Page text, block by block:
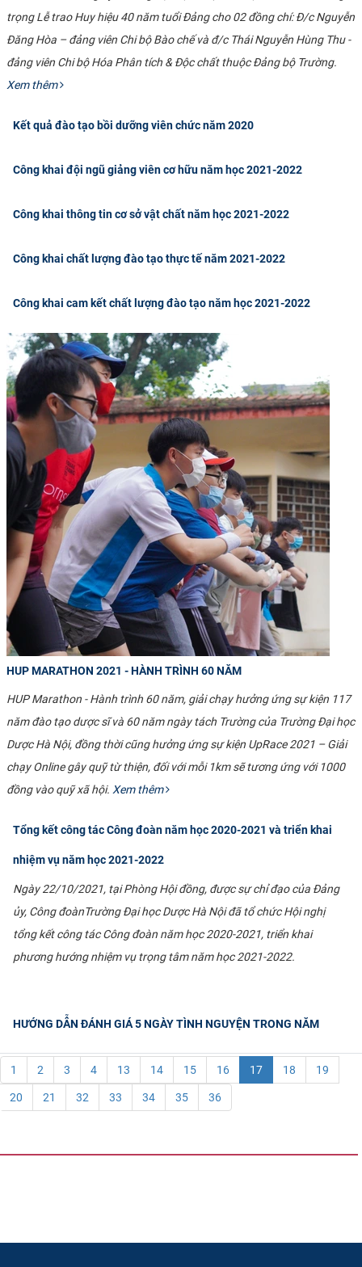
trọng Lễ trao Huy hiệu 40 năm tuổi Đảng cho 02 đồng chí: Đ/c Nguyễn
Đăng Hòa – đảng viên Chi bộ Bào chế và đ/c Thái Nguyễn Hùng Thu -
đảng viên Chi bộ Hóa Phân tích & Độc chất thuộc Đảng bộ Trường.​
Xem thêm
Kết quả đào tạo bồi dưỡng viên chức năm 2020
Công khai đội ngũ giảng viên cơ hữu năm học 2021-2022
Công khai thông tin cơ sở vật chất năm học 2021-2022
Công khai chất lượng đào tạo thực tế năm 2021-2022
Công khai cam kết chất lượng đào tạo năm học 2021-2022
HUP MARATHON 2021 - HÀNH TRÌNH 60 NĂM
HUP Marathon - Hành trình 60 năm, giải chạy hưởng ứng sự kiện 117
năm đào tạo dược sĩ và 60 năm ngày tách Trường của Trường Đại học
Dược Hà Nội, đồng thời cũng hưởng ứng sự kiện UpRace 2021 – Giải
chạy Online gây quỹ từ thiện, đối với mỗi 1km sẽ tương ứng với 1000
đồng vào quỹ xã hội.Xem thêm
Tổng kết công tác Công đoàn năm học 2020-2021 và triển khai
nhiệm vụ năm học 2021-2022
Ngày 22/10/2021, tại Phòng Hội đồng, được sự chỉ đạo của Đảng
ủy, Công đoànTrường Đại học Dược Hà Nội đã tổ chức Hội nghị
tổng kết công tác Công đoàn năm học 2020-2021, triển khai
phương hướng nhiệm vụ trọng tâm năm học 2021-2022.
HƯỚNG DẪN ĐÁNH GIÁ 5 NGÀY TÌNH NGUYỆN TRONG NĂM
1 2 3 4 13 14 15 16 17 18 19
20 21 32 33 34 35 36